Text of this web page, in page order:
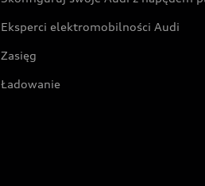
Eksperci elektromobilności Audi
Zasięg
Ładowanie